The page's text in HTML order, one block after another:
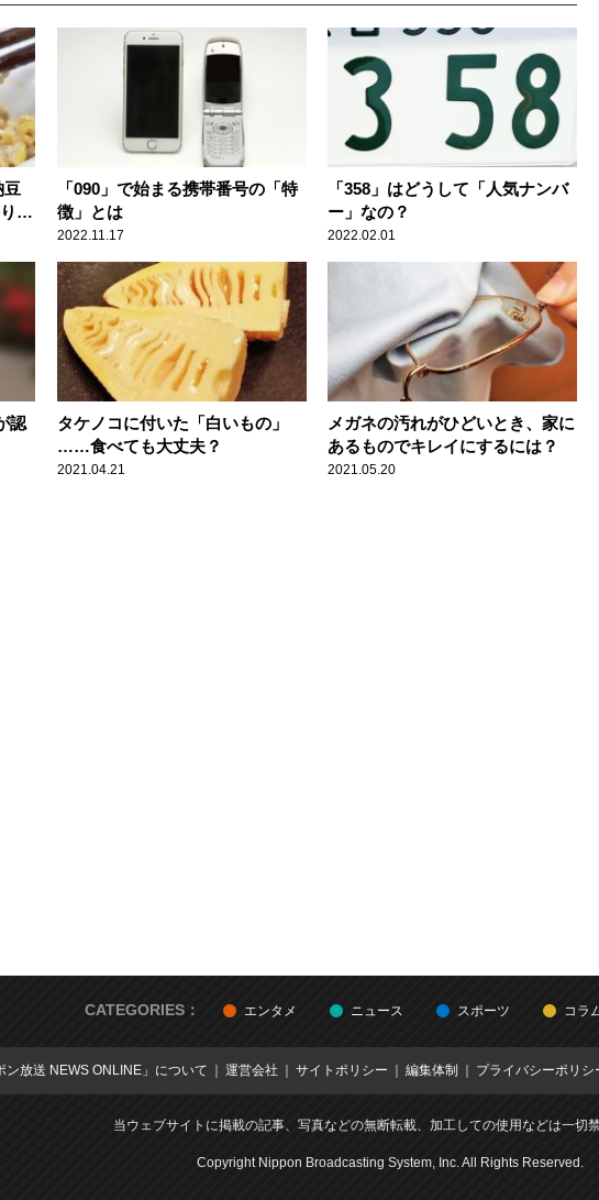
豆
ま
「090」で始まる携帯番号の「特
徴」とは
2022.11.17
「358」はどうして「人気ナンバ
ー」なの？
2022.02.01
認
タケノコに付いた「白いもの」
……食べても大丈夫？
2021.04.21
メガネの汚れがひどいとき、家に
あるものでキレイにするには？
2021.05.20
CATEGORIES： エンタメ ニュース スポーツ コラ
ン放送 NEWS ONLINE」について 運営会社 サイトポリシー 編集体制 プライバシーポリシ
当ウェブサイトに掲載の記事、写真などの無断転載、加工しての使用などは一切禁
Copyright Nippon Broadcasting System, Inc. All Rights Reserved.